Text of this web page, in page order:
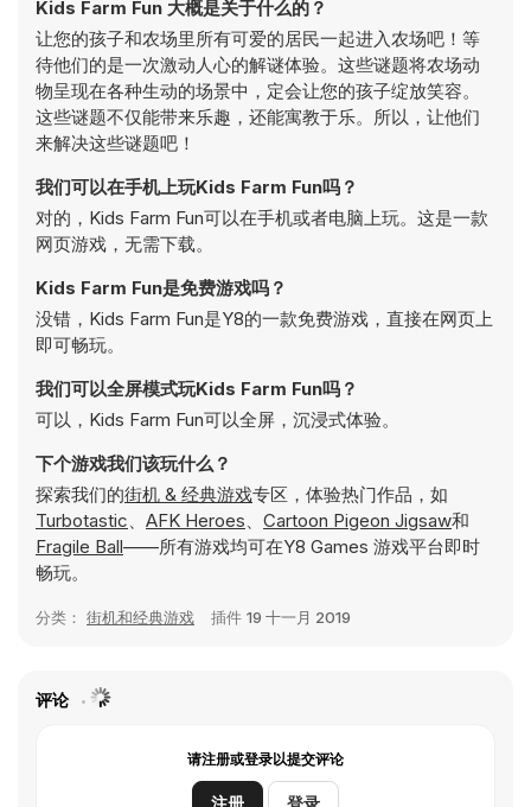
Kids Farm Fun 大概是关于什么的？
让您的孩子和农场里所有可爱的居民一起进入农场吧！等
待他们的是一次激动人心的解谜体验。这些谜题将农场动
物呈现在各种生动的场景中，定会让您的孩子绽放笑容。
这些谜题不仅能带来乐趣，还能寓教于乐。所以，让他们
来解决这些谜题吧！
我们可以在手机上玩Kids Farm Fun吗？
对的，Kids Farm Fun可以在手机或者电脑上玩。这是一款
网页游戏，无需下载。
Kids Farm Fun是免费游戏吗？
没错，Kids Farm Fun是Y8的一款免费游戏，直接在网页上
即可畅玩。
我们可以全屏模式玩Kids Farm Fun吗？
可以，Kids Farm Fun可以全屏，沉浸式体验。
下个游戏我们该玩什么？
探索我们的街机 & 经典游戏专区，体验热门作品，如
Turbotastic、 AFK Heroes、 Cartoon Pigeon Jigsaw和
Fragile Ball——所有游戏均可在Y8 Games 游戏平台即时
畅玩。
分类： 街机和经典游戏 插件 19 十一月 2019
评论
请注册或登录以提交评论
注册 登录